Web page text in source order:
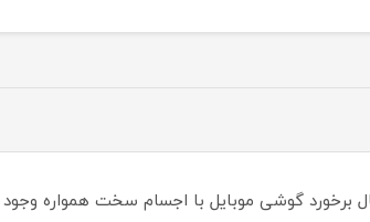
برخورد گوشی موبایل با اجسام سخت همواره